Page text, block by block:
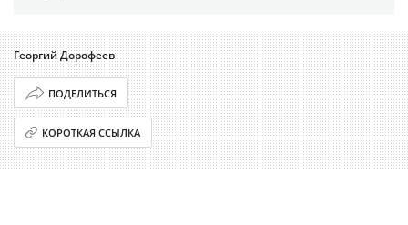
Георгий Дорофеев
ПОДЕЛИТЬСЯ
КОРОТКАЯ ССЫЛКА